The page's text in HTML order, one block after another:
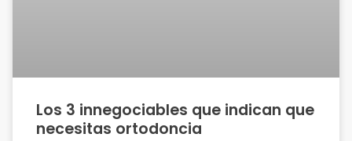
Los 3 innegociables que indican que
necesitas ortodoncia